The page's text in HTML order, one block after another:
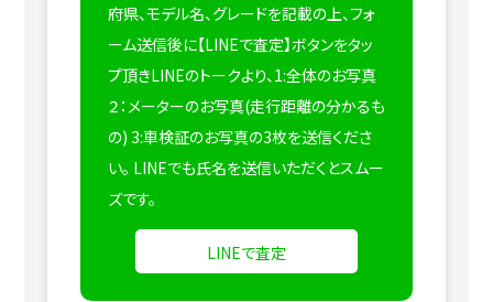
府県、モデル名、グレードを記載の上、フォ
ーム送信後に【LINEで査定】ボタンをタッ
プ頂きLINEのトークより、1:全体のお写真
２：メーターのお写真(走行距離の分かるも
の) 3:車検証のお写真の3枚を送信くださ
い。 LINEでも氏名を送信いただくとスムー
ズです。
LINEで査定